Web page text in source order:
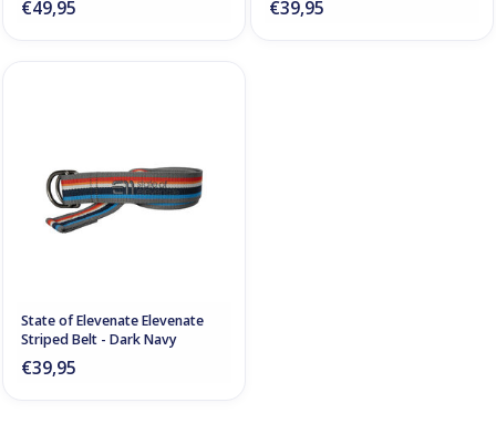
€49,95 €39,95
State of Elevenate Elevenate
Striped Belt - Dark Navy
€39,95